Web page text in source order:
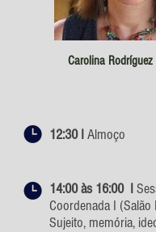
Carolina Rodríguez
12:30 I Almoço
14:00 às 16:00 I
Coordenada I (Salão
Sujeito, memória,